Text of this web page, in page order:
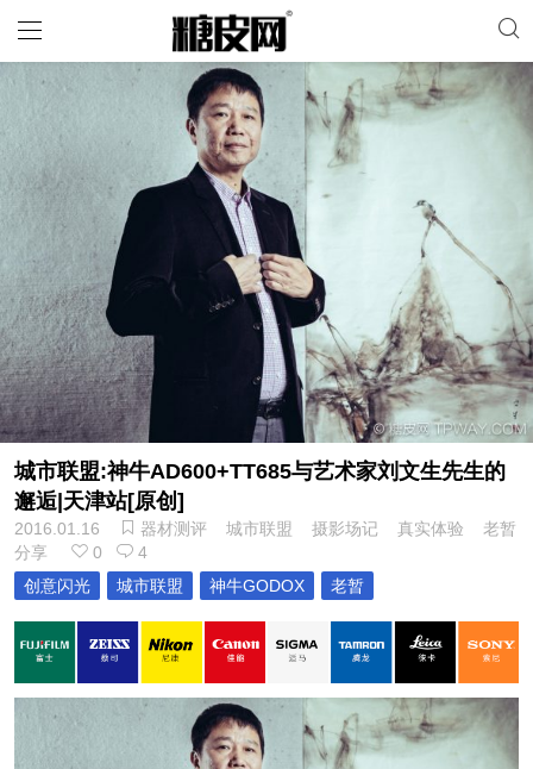
城市联盟:神牛AD600+TT685与艺术家刘文生先生的
邂逅|天津站[原创]
2016.01.16 器材测评 城市联盟 摄影场记 真实体验
老暂
分享
0
4
创意闪光
城市联盟 神牛GODOX 老暂